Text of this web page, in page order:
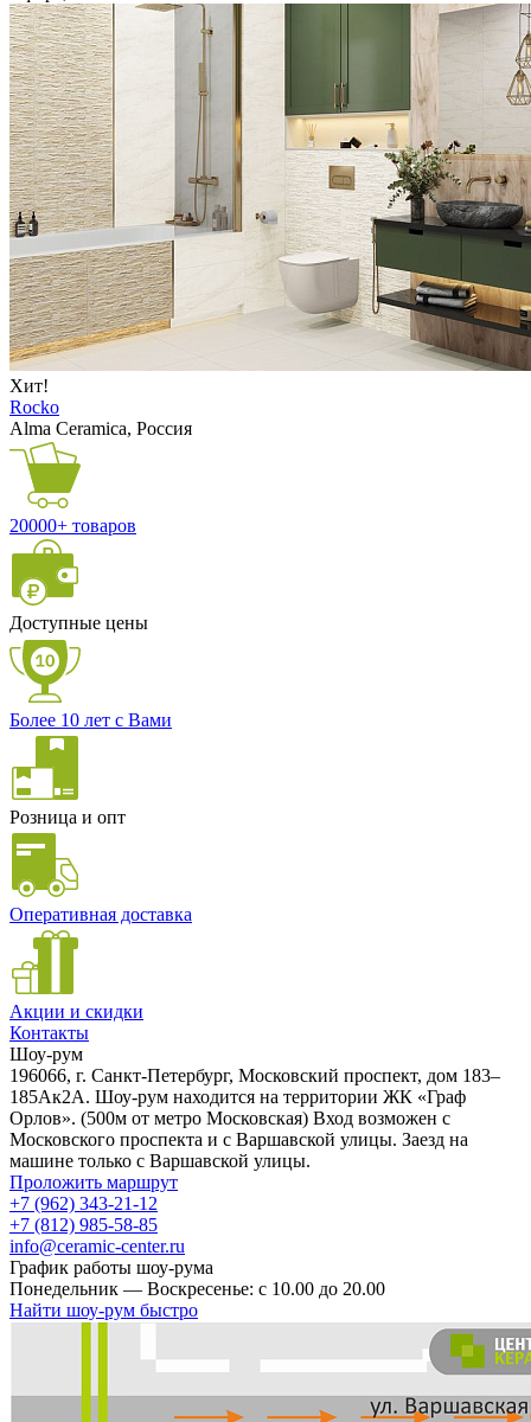
Хит!
Rocko
Alma Ceramica, Россия
20000+ товаров
Доступные цены
Более 10 лет с Вами
Розница и опт
Оперативная доставка
Акции и скидки
Контакты
Шоу-рум
196066, г. Санкт-Петербург, Московский проспект, дом 183–
185Ак2А. Шоу-рум находится на территории ЖК «Граф
Орлов». (500м от метро Московская) Вход возможен с
Московского проспекта и с Варшавской улицы. Заезд на
машине только с Варшавской улицы.
Проложить маршрут
+7 (962) 343-21-12
+7 (812) 985-58-85
info@ceramic-center.ru
График работы шоу-рума
Понедельник — Воскресенье: с 10.00 до 20.00
Найти шоу-рум быстро